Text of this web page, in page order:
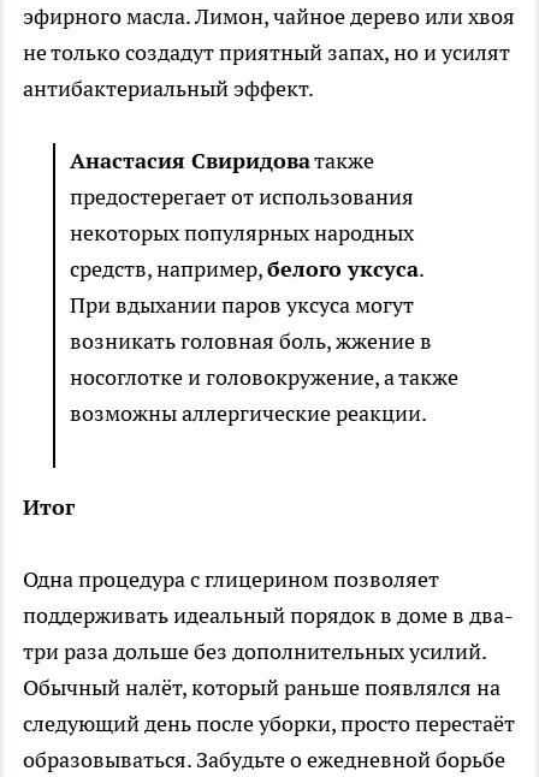
эфирного масла. Лимон, чайное дерево или хвоя
не только создадут приятный запах, но и усилят
антибактериальный эффект.
Анастасия Свиридоватакже
предостерегает от использования
некоторых популярных народных
средств, например,белого уксуса.
При вдыхании паров уксуса могут
возникать головная боль, жжение в
носоглотке и головокружение, а также
возможны аллергические реакции.
Итог
Одна процедура с глицерином позволяет
поддерживать идеальный порядок в доме в два-
три раза дольше без дополнительных усилий.
Обычный налёт, который раньше появлялся на
следующий день после уборки, просто перестаёт
образовываться. Забудьте о ежедневной борьбе